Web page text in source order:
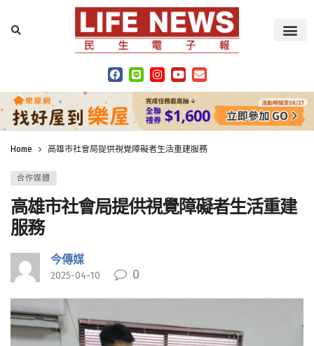
Home 高雄市社會局提供視覺障礙者生活重建服務
合作媒體
高雄市社會局提供視覺障礙者生活重建
服務
今傳媒
2025-04-10 0